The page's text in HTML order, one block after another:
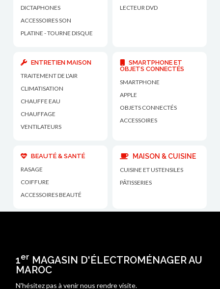
DICTAPHONES
ACCESSOIRES SON
PLATINE - TOURNE DISQUE
LECTEUR DVD
ENTRETIEN MAISON
TRAITEMENT DE L'AIR
CLIMATISATION
CHAUFFE EAU
CHAUFFAGE
VENTILATEURS
SMARTPHONE ET
OBJETS CONNECTÉS
SMARTPHONE
APPLE
OBJETS CONNECTÉS
ACCESSOIRES
BEAUTÉ & SANTÉ
RASAGE
COIFFURE
ACCESSOIRES BEAUTÉ
MAISON & CUISINE
CUISINE ET USTENSILES
PÂTISSERIES
1er MAGASIN D'ÉLECTROMÉNAGER AU
MAROC
N'hésitez pas à venir nous rendre visite.